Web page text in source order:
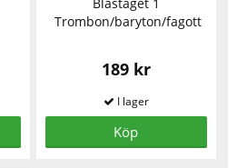
Trombon/baryton/fagott
189 kr
Köp